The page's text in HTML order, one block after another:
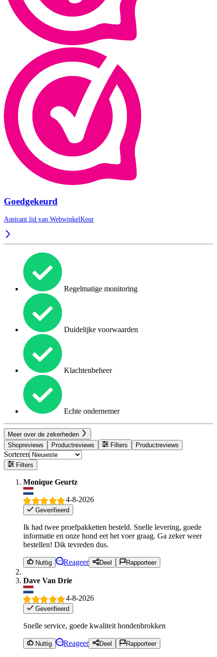
Goedgekeurd
Aspirant lid van WebwinkelKeur
Regelmatige monitoring
Duidelijke voorwaarden
Klachtenbeheer
Echte ondernemer
Meer over de zekerheden
Shopreviews
Productreviews Filters Productreviews
Sorteren
Filters
Monique Geurtz
4-8-2026
Geverifieerd
Ik had twee proefpakketten besteld. Snelle levering, goede
informatie en onze hond eet het voer graag. Ga zeker weer
bestellen! Dik tevreden dus.
Nuttig Reageer Deel Rapporteer
Dave Van Drie
4-8-2026
Geverifieerd
Snelle service, goede kwaliteit hondenbrokken
Nuttig Reageer Deel Rapporteer